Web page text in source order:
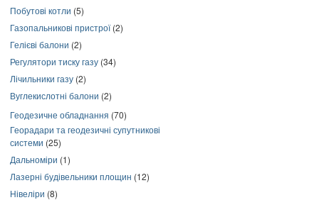
Побутові котли (5)
Газопальникові пристрої(2)
Гелієві балони (2)
Регулятори тиску газу (34)
Лічильники газу (2)
Вуглекислотні балони (2)
Геодезичне обладнання (70)
Георадари та геодезичні супутникові
системи (25)
Дальноміри (1)
Лазерні будівельники площин (12)
Нівеліри (8)